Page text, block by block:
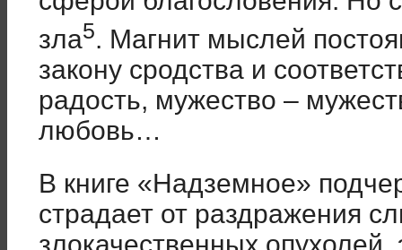
зла5. Магнит мыслей
закону сродства и
радость, мужество –
любовь…
В книге «Надземное»
страдает от раздражения
злокачественных